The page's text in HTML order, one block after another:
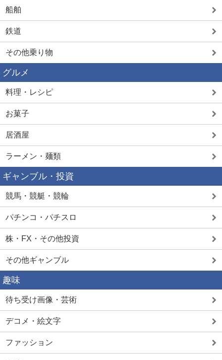
船舶
鉄道
その他乗り物
グルメ
料理・レシピ
お菓子
居酒屋
ラーメン・麺類
ギャンブル・投資
競馬・競艇・競輪
パチンコ・パチスロ
株・FX・その他投資
その他ギャンブル
趣味
待ち受け画像・芸術
デコメ・絵文字
ファッション